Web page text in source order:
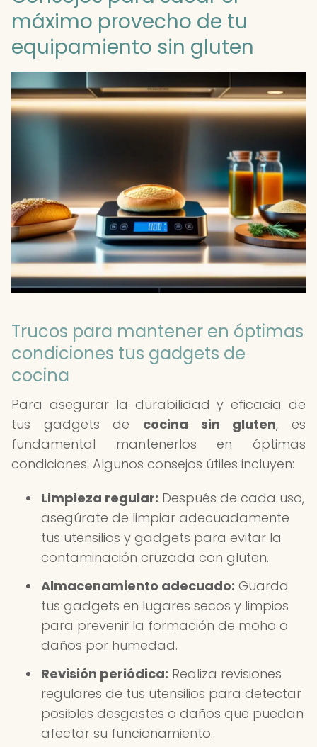
máximo provecho de tu
equipamiento sin gluten
Trucos para mantener en óptimas
condiciones tus gadgets de
cocina
Para asegurar la durabilidad y eficacia de
tus gadgets de cocina sin gluten, es
fundamental mantenerlos en óptimas
condiciones. Algunos consejos útiles incluyen:
Limpieza regular: Después de cada uso,
asegúrate de limpiar adecuadamente
tus utensilios y gadgets para evitar la
contaminación cruzada con gluten.
Almacenamiento adecuado: Guarda
tus gadgets en lugares secos y limpios
para prevenir la formación de moho o
daños por humedad.
Revisión periódica: Realiza revisiones
regulares de tus utensilios para detectar
posibles desgastes o daños que puedan
afectar su funcionamiento.